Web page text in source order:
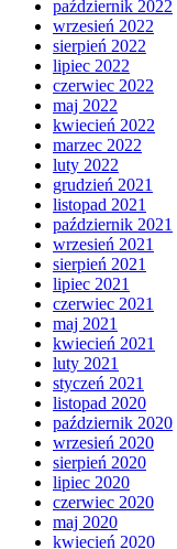
październik 2022
wrzesień 2022
sierpień 2022
lipiec 2022
czerwiec 2022
maj 2022
kwiecień 2022
marzec 2022
luty 2022
grudzień 2021
listopad 2021
październik 2021
wrzesień 2021
sierpień 2021
lipiec 2021
czerwiec 2021
maj 2021
kwiecień 2021
luty 2021
styczeń 2021
listopad 2020
październik 2020
wrzesień 2020
sierpień 2020
lipiec 2020
czerwiec 2020
maj 2020
kwiecień 2020